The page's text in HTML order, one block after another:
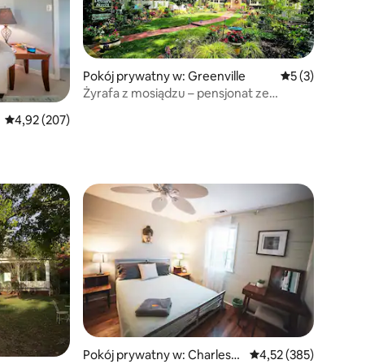
Średnia ocena: 4,92 na 5, liczba recenzji: 207
4,92 (207)
Pokój prywatny w: Greenville Średnia ocena: 5
5 (3)
Żyrafa z mosiądzu – pensjonat ze
Pokój prywatny w: Charlesto
Średnia ocena: 4,52
4,52 (385)